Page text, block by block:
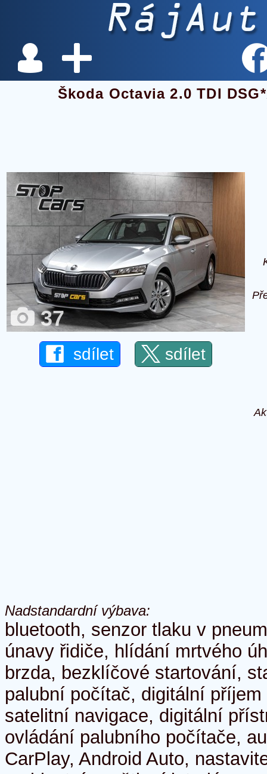
Škoda Octavia 2.0 TDI
37
sdílet sdílet
Nadstandardní výbava:
bluetooth, senzor tlaku v
únavy řidiče, hlídání mrtvého
brzda, bezklíčové startování,
palubní počítač, digitální
satelitní navigace, digitální
ovládání palubního počítače,
CarPlay, Android Auto,